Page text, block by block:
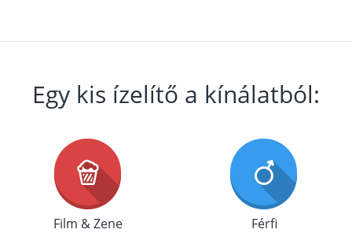
Egy kis ízelítő a kínálatból:
Film & Zene Férfi